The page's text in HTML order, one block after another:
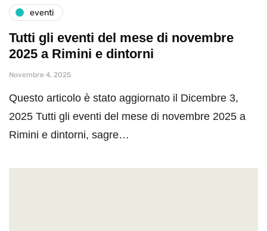
eventi
Tutti gli eventi del mese di novembre
2025 a Rimini e dintorni
Novembre 4, 2025
Questo articolo è stato aggiornato il Dicembre 3,
2025 Tutti gli eventi del mese di novembre 2025 a
Rimini e dintorni, sagre…